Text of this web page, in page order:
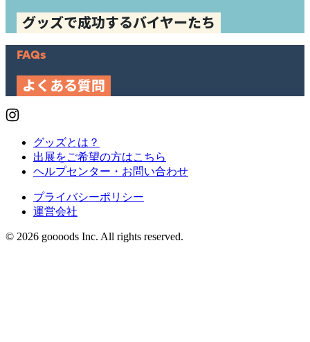
グッズで成功するバイヤーたち
FAQs
よくある質問
グッズとは？
出展をご希望の方はこちら
ヘルプセンター・お問い合わせ
プライバシーポリシー
運営会社
© 2026 goooods Inc. All rights reserved.